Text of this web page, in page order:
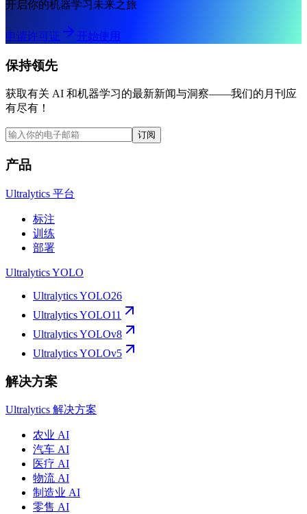
开启你的机器学习未来之旅
申请许可证 开始使用
保持领先
获取有关 AI 和机器学习的最新新闻与洞察——我们的月刊应
有尽有！
订阅
产品
Ultralytics 平台
标注
训练
部署
Ultralytics YOLO
Ultralytics YOLO26
Ultralytics YOLO11
Ultralytics YOLOv8
Ultralytics YOLOv5
解决方案
Ultralytics 解决方案
农业 AI
汽车 AI
医疗 AI
物流 AI
制造业 AI
零售 AI